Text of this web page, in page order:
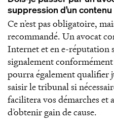
suppression d’un
Ce n’est pas obligatoire,
recommandé. Un avocat
Internet et en e-réputation
signalement
pourra également qualifier
saisir le tribunal si
facilitera vos démarches et
d’obtenir gain de cause.